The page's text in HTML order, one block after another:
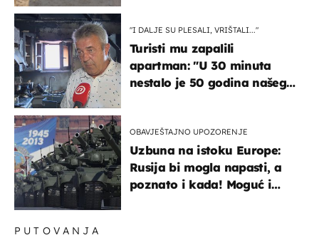
"I DALJE SU PLESALI, VRIŠTALI..."
Turisti mu zapalili
apartman: "U 30 minuta
nestalo je 50 godina našeg
OBAVJEŠTAJNO UPOZORENJE
Uzbuna na istoku Europe:
Rusija bi mogla napasti, a
poznato i kada! Moguć i
PUTOVANJA